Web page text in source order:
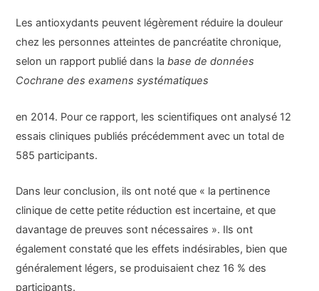
Les antioxydants peuvent légèrement réduire la douleur
chez les personnes atteintes de pancréatite chronique,
selon un rapport publié dans labase de données
Cochrane des examens systématiques
en 2014. Pour ce rapport, les scientifiques ont analysé 12
essais cliniques publiés précédemment avec un total de
585 participants.
Dans leur conclusion, ils ont noté que « la pertinence
clinique de cette petite réduction est incertaine, et que
davantage de preuves sont nécessaires ». Ils ont
également constaté que les effets indésirables, bien que
généralement légers, se produisaient chez 16 % des
participants.